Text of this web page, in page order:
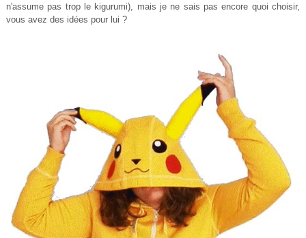
n'assume pas trop le kigurumi), mais je ne sais pas encore quoi choisir,
vous avez des idées pour lui ?